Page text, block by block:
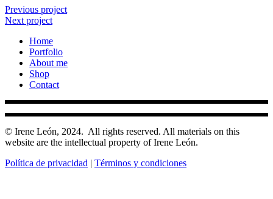
Previous project
Next project
Home
Portfolio
About me
Shop
Contact
© Irene León, 2024. All rights reserved. All materials on this
website are the intellectual property of Irene León.
Política de privacidad | Términos y condiciones